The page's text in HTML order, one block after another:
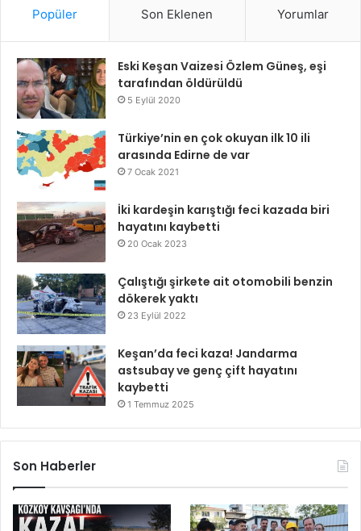
Popüler Son Eklenen Yorumlar
Eski Keşan Vaizesi Özlem Güneş, eşi
tarafından öldürüldü
5 Eylül 2020
Türkiye’nin en çok okuyan ilk 10 ili
arasında Edirne de var
7 Ocak 2021
İki kardeşin karıştığı feci kazada biri
hayatını kaybetti
20 Ocak 2023
Çalıştığı şirkete ait otomobili benzin
dökerek yaktı
23 Eylül 2022
Keşan’da feci kaza! Jandarma
astsubay ve genç çift hayatını
kaybetti
1 Temmuz 2025
Son Haberler